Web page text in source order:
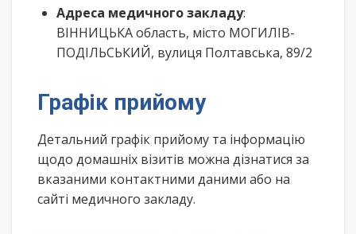
Адреса медичного закладу:
ВІННИЦЬКА область, місто МОГИЛІВ-
ПОДІЛЬСЬКИЙ, вулиця Полтавська, 89/2
Графік прийому
Детальний графік прийому та інформацію
щодо домашніх візитів можна дізнатися за
вказаними контактними даними або на
сайті медичного закладу.